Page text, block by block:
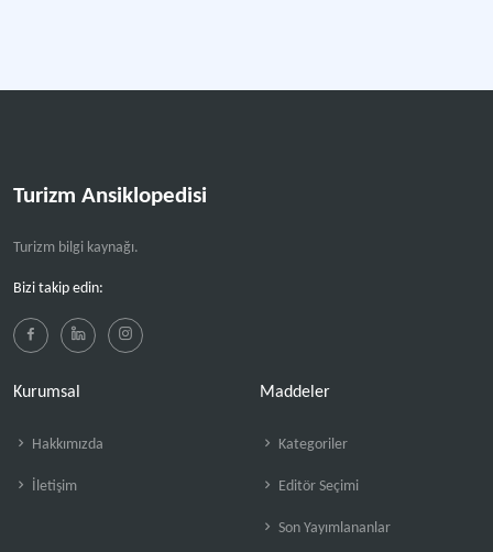
Turizm Ansiklopedisi
Turizm bilgi kaynağı.
Bizi takip edin:
Kurumsal
Hakkımızda
İletişim
Maddeler
Kategoriler
Editör Seçimi
Son Yayımlananlar